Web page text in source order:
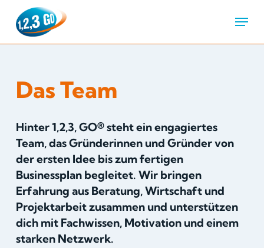
Menu
Das Team
Hinter 1,2,3, GO® steht ein engagiertes
Team, das Gründerinnen und Gründer von
der ersten Idee bis zum fertigen
Businessplan begleitet. Wir bringen
Erfahrung aus Beratung, Wirtschaft und
Projektarbeit zusammen und unterstützen
dich mit Fachwissen, Motivation und einem
starken Netzwerk.